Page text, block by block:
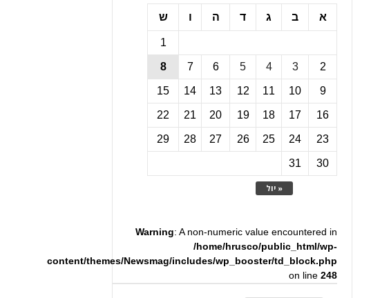
א ב ג ד ה ו ש
« יול
1
2
3
4
5
6
7
8
9
10
11
12
13
14
15
16
17
18
19
20
21
22
23
24
25
26
27
28
29
30
31
Warning: A non-numeric value encountered in
/home/hrusco/public_html/wp-
content/themes/Newsmag/includes/wp_booster/td_block.php
on line248